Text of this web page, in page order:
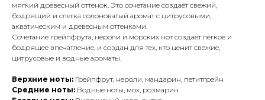
мягкий древесный оттенок. Это сочетание создаёт свежий,
бодрящий и слегка солоноватый аромат с цитрусовыми,
акватическим и древесным оттенками.
Сочетание грейпфрута, нероли и морских нот создаёт лёгкое и
бодрящее впечатление, и создан для тех, кто ценит свежие,
цитрусовые и водные ароматы.
Верхние ноты: Грейпфрут, нероли, мандарин, петитгрейн
Cредние ноты: Водные ноты, мох, розмарин